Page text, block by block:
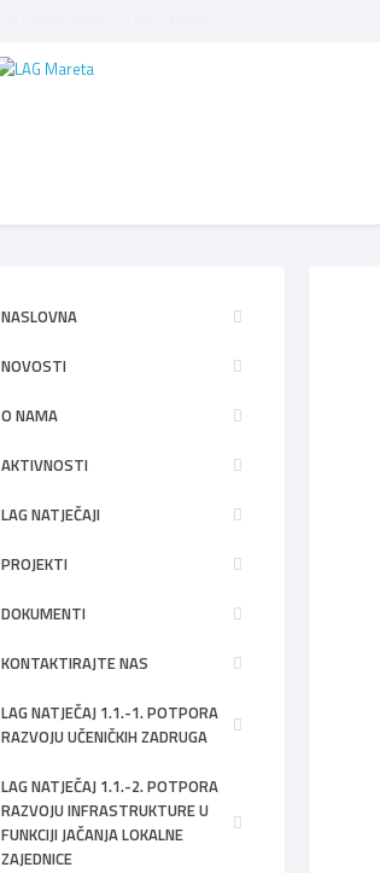
NASLOVNA
NOVOSTI
O NAMA
AKTIVNOSTI
LAG NATJEČAJI
PROJEKTI
DOKUMENTI
KONTAKTIRAJTE NAS
LAG NATJEČAJ 1.1.-1. POTPORA
RAZVOJU UČENIČKIH ZADRUGA
LAG NATJEČAJ 1.1.-2. POTPORA
RAZVOJU INFRASTRUKTURE U
FUNKCIJI JAČANJA LOKALNE
ZAJEDNICE